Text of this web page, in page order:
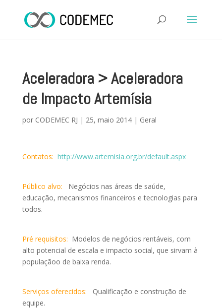
Aceleradora > Aceleradora
de Impacto Artemísia
por CODEMEC RJ | 25, maio 2014| Geral
Contatos: http://www.artemisia.org.br/default.aspx
Público alvo: Negócios nas áreas de saúde,
educação, mecanismos financeiros e tecnologias para
todos.
Pré requisitos: Modelos de negócios rentáveis, com
alto potencial de escala e impacto social, que sirvam à
populaçãoo de baixa renda.
Serviços oferecidos: Qualificação e construção de
equipe.